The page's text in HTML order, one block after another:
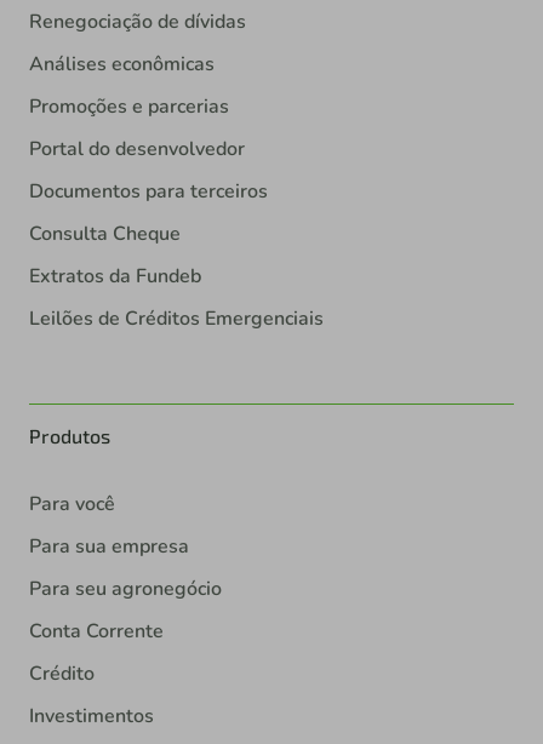
Renegociação de dívidas
Análises econômicas
Promoções e parcerias
Portal do desenvolvedor
Documentos para terceiros
Consulta Cheque
Extratos da Fundeb
Leilões de Créditos Emergenciais
Produtos
Para você
Para sua empresa
Para seu agronegócio
Conta Corrente
Crédito
Investimentos